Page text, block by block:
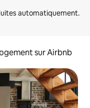
sur Airbnb